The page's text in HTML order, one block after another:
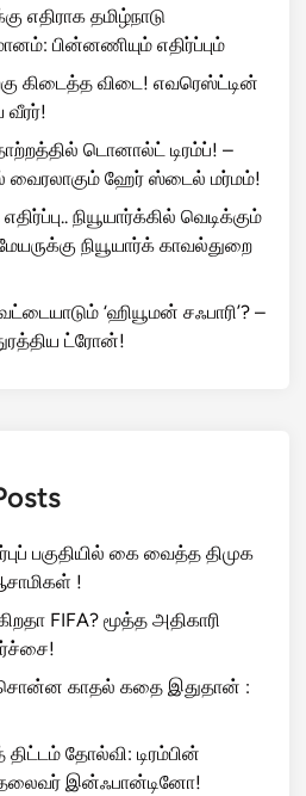
எதிராக தமிழ்நாடு
பின்னணியும் எதிர்ப்பும்
கிடைத்த விடை! எவரெஸ்ட்டின்
வீரர்!
டொனால்ட் டிரம்ப்! –
ஹேர் ஸ்டைல் மர்மம்!
நியூயார்க்கில் வெடிக்கும்
நியூயார்க் காவல்துறை
‘ஹியூமன் சஃபாரி’? –
ட்ரோன்!
பகுதியில் கை வைத்த திமுக
!
FIFA? மூத்த அதிகாரி
சொன்ன காதல் கதை இதுதான் :
தோல்வி: டிரம்பின்
தலைவர் இன்ஃபான்டினோ!